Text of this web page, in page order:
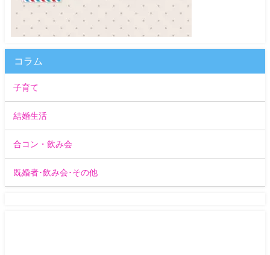
コラム
子育て
結婚生活
合コン・飲み会
既婚者･飲み会･その他